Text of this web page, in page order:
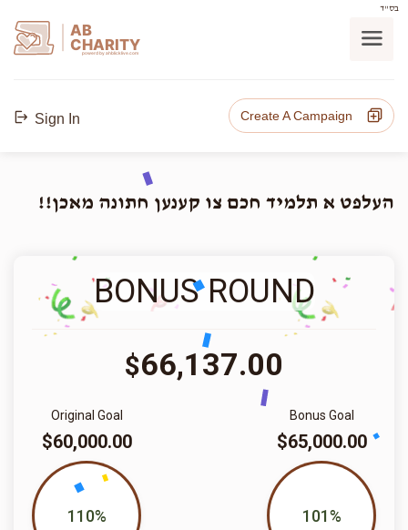
בס"ד
AB
CHARITY
powerd by ahblicklive.com
Sign In Create A Campaign
העלפט א תלמיד חכם צו קענען חתונה מאכן!!
BONUS ROUND
$66,137.00
Bonus Goal
$65,000.00
101%
Original Goal
$60,000.00
110%